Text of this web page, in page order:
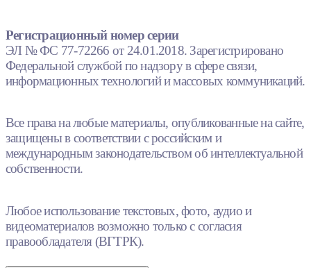
Регистрационный номер серии
ЭЛ № ФС 77-72266 от 24.01.2018. Зарегистрировано
Федеральной службой по надзору в сфере связи,
информационных технологий и массовых коммуникаций.
Все права на любые материалы, опубликованные на сайте,
защищены в соответствии с российским и
международным законодательством об интеллектуальной
собственности.
Любое использование текстовых, фото, аудио и
видеоматериалов возможно только с согласия
правообладателя (ВГТРК).